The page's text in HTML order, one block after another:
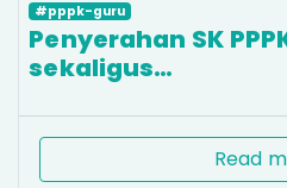
#pppk-guru
Penyerahan SK
sekaligus…
Read